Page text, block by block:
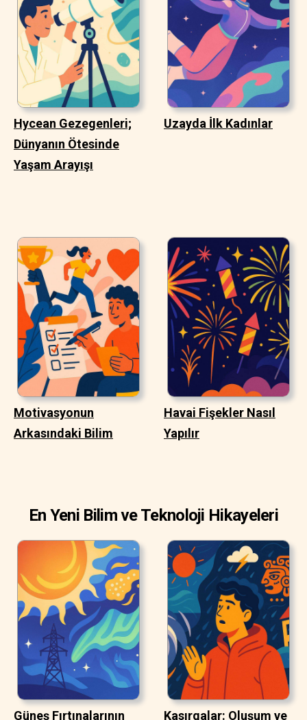
Hycean Gezegenleri;
Dünyanın Ötesinde
Yaşam Arayışı
Uzayda İlk Kadınlar
Motivasyonun
Arkasındaki Bilim
Havai Fişekler Nasıl
Yapılır
En Yeni Bilim ve Teknoloji Hikayeleri
Güneş Fırtınalarının Kasırgalar: Oluşum ve